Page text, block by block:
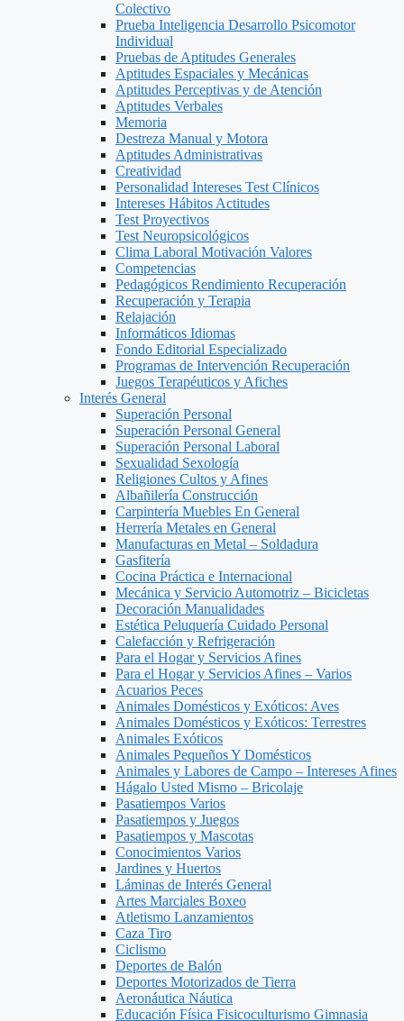
Colectivo
Prueba Inteligencia Desarrollo Psicomotor
Individual
Pruebas de Aptitudes Generales
Aptitudes Espaciales y Mecánicas
Aptitudes Perceptivas y de Atención
Aptitudes Verbales
Memoria
Destreza Manual y Motora
Aptitudes Administrativas
Creatividad
Personalidad Intereses Test Clínicos
Intereses Hábitos Actitudes
Test Proyectivos
Test Neuropsicológicos
Clima Laboral Motivación Valores
Competencias
Pedagógicos Rendimiento Recuperación
Recuperación y Terapia
Relajación
Informáticos Idiomas
Fondo Editorial Especializado
Programas de Intervención Recuperación
Juegos Terapéuticos y Afiches
Interés General
Superación Personal
Superación Personal General
Superación Personal Laboral
Sexualidad Sexología
Religiones Cultos y Afines
Albañilería Construcción
Carpintería Muebles En General
Herrería Metales en General
Manufacturas en Metal – Soldadura
Gasfitería
Cocina Práctica e Internacional
Mecánica y Servicio Automotriz – Bicicletas
Decoración Manualidades
Estética Peluquería Cuidado Personal
Calefacción y Refrigeración
Para el Hogar y Servicios Afines
Para el Hogar y Servicios Afines – Varios
Acuarios Peces
Animales Domésticos y Exóticos: Aves
Animales Domésticos y Exóticos: Terrestres
Animales Exóticos
Animales Pequeños Y Domésticos
Animales y Labores de Campo – Intereses Afines
Hágalo Usted Mismo – Bricolaje
Pasatiempos Varios
Pasatiempos y Juegos
Pasatiempos y Mascotas
Conocimientos Varios
Jardines y Huertos
Láminas de Interés General
Artes Marciales Boxeo
Atletismo Lanzamientos
Caza Tiro
Ciclismo
Deportes de Balón
Deportes Motorizados de Tierra
Aeronáutica Náutica
Educación Física Fisicoculturismo Gimnasia